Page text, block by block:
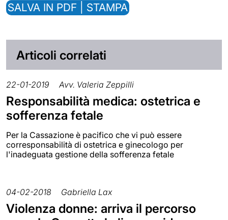
SALVA IN PDF | STAMPA
Articoli correlati
22-01-2019 Avv. Valeria Zeppilli
Responsabilità medica: ostetrica e
sofferenza fetale
Per la Cassazione è pacifico che vi può essere
corresponsabilità di ostetrica e ginecologo per
l'inadeguata gestione della sofferenza fetale
04-02-2018 Gabriella Lax
Violenza donne: arriva il percorso